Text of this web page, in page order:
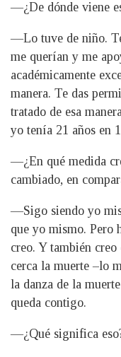
—¿De dónde viene
—Lo tuve de niño.
me querían y me
académicamente
manera. Te das
tratado de esa
yo tenía 21 años en
—¿En qué medida
cambiado, en
—Sigo siendo yo
que yo mismo. Pero
creo. Y también
cerca la muerte –lo
la danza de la
queda contigo.
—¿Qué significa